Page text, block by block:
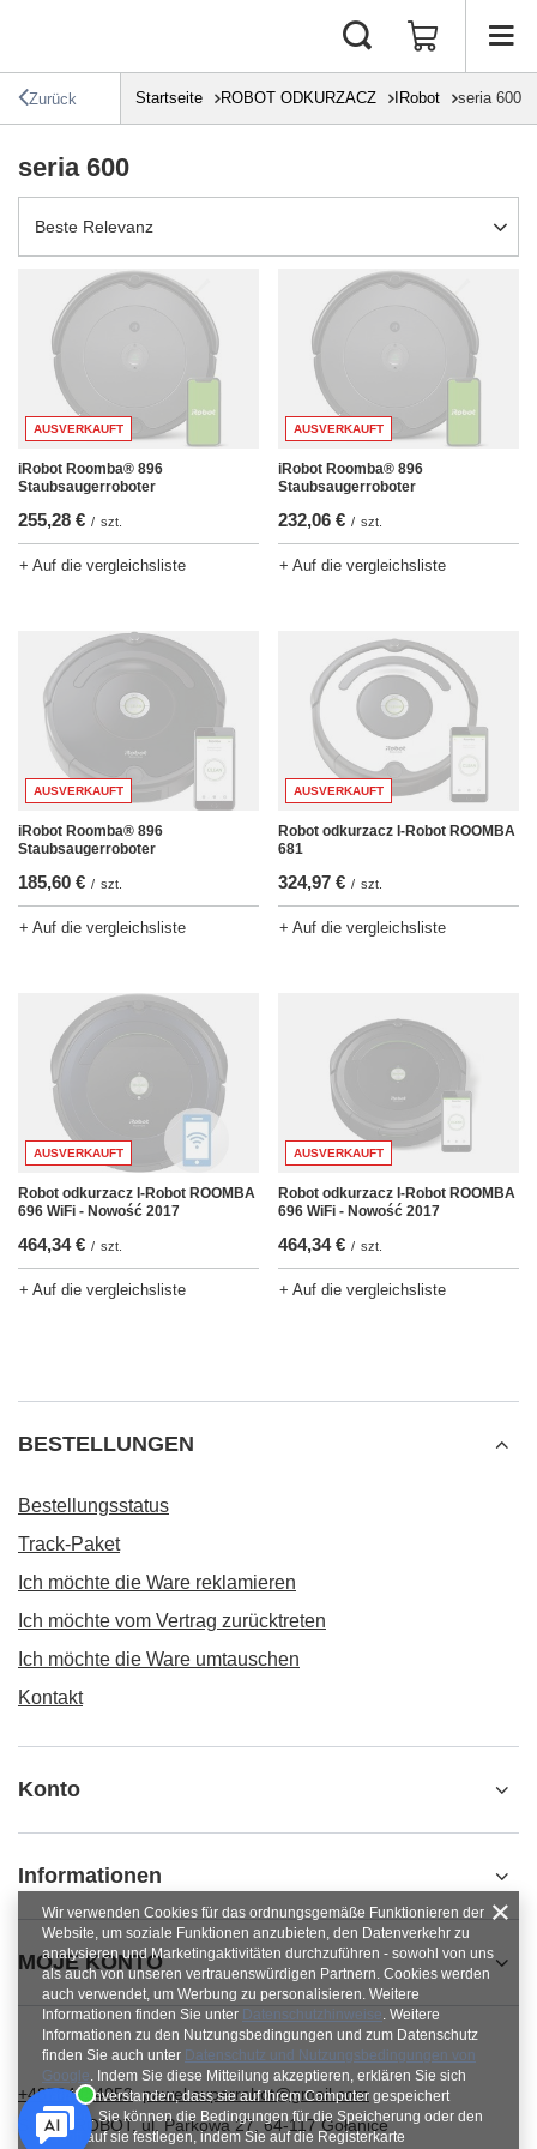
Zurück Startseite ROBOT ODKURZACZ IRobot seria 600
seria 600
Sortierung ändern
Beste Relevanz
AUSVERKAUFT
iRobot Roomba® 896
Staubsaugerroboter
255,28 € / szt.
+ Auf die vergleichsliste
AUSVERKAUFT
iRobot Roomba® 896
Staubsaugerroboter
232,06 € / szt.
+ Auf die vergleichsliste
AUSVERKAUFT
iRobot Roomba® 896
Staubsaugerroboter
185,60 € / szt.
+ Auf die vergleichsliste
AUSVERKAUFT
Robot odkurzacz I-Robot ROOMBA
681
324,97 € / szt.
+ Auf die vergleichsliste
AUSVERKAUFT
Robot odkurzacz I-Robot ROOMBA
696 WiFi - Nowość 2017
464,34 € / szt.
+ Auf die vergleichsliste
AUSVERKAUFT
Robot odkurzacz I-Robot ROOMBA
696 WiFi - Nowość 2017
464,34 € / szt.
+ Auf die vergleichsliste
BESTELLUNGEN
Bestellungsstatus
Track-Paket
Ich möchte die Ware reklamieren
Ich möchte vom Vertrag zurücktreten
Ich möchte die Ware umtauschen
Kontakt
Konto
Informationen
MOJE KONTO
+48784454053 pawel.superrobot@gmail.com
SUPERROBOT,ul. Parkowa 27,64-117Gołanice
Wir verwenden Cookies für das ordnungsgemäße Funktionieren der
Website, um soziale Funktionen anzubieten, den Datenverkehr zu
analysieren und Marketingaktivitäten durchzuführen - sowohl von uns
als auch von unseren vertrauenswürdigen Partnern. Cookies werden
auch verwendet, um Werbung zu personalisieren. Weitere
Informationen finden Sie unter Datenschutzhinweise. Weitere
Informationen zu den Nutzungsbedingungen und zum Datenschutz
finden Sie auch unter Datenschutz und Nutzungsbedingungen von
Google. Indem Sie diese Mitteilung akzeptieren, erklären Sie sich
damit einverstanden, dass sie auf Ihrem Computer gespeichert
werden. Sie können die Bedingungen für die Speicherung oder den
Zugriff auf sie festlegen, indem Sie auf die Registerkarte